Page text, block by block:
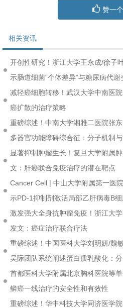
赞一
相关资讯
开创性研究！浙江大学王永成/徐子
示肠道细菌“个体差异”与糖尿病代
减轻癌细胞转移！武汉大学中南医
癌扩散的治疗策略
重磅综述！中南大学湘雅二医院张
多器官功能障碍综合征：分子机制
显著抑制肿瘤生长！复旦大学附属
文：肝癌联合免疫治疗的潜在靶点
Cancer Cell | 中山大学附属第一医
示PD-1抑制剂激活局部乙肝病毒B
激发强大全身抗肿瘤免疫！浙江大
发文：癌症治疗联合疗法
重磅综述！中国医科大学刘明妍/魏
吴际团队系统阐述蛋白质乳酸化：
首都医科大学附属北京胸科医院等
鳞癌一线治疗的安全性和有效性
重磅综述！华中科技大学同济医学